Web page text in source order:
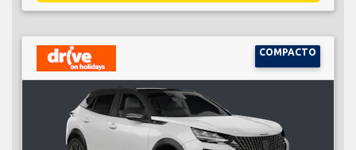
COMPACTO